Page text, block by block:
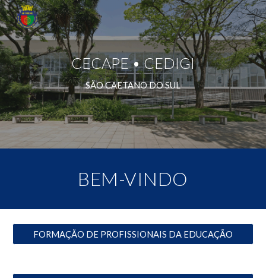
Skip to main content Skip to navigation
CECAPE • CEDIGI
SÃO CAETANO DO SUL
BEM-VINDO
FORMAÇÃO DE PROFISSIONAIS DA EDUCAÇÃO